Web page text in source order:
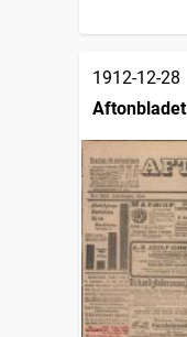
1912-12-28
Aftonbladet